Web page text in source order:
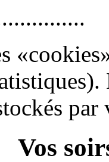
Vos